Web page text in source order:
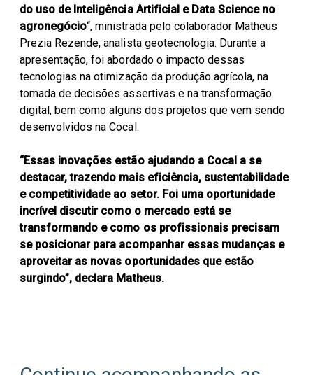
do uso de Inteligência Artificial e Data Science no
agronegócio“, ministrada pelo colaborador Matheus
Prezia Rezende, analista geotecnologia. Durante a
apresentação, foi abordado o impacto dessas
tecnologias na otimização da produção agrícola, na
tomada de decisões assertivas e na transformação
digital, bem como alguns dos projetos que vem sendo
desenvolvidos na Cocal.
“Essas inovações estão ajudando a Cocal a se
destacar, trazendo mais eficiência, sustentabilidade
e competitividade ao setor. Foi uma oportunidade
incrível discutir como o mercado está se
transformando e como os profissionais precisam
se posicionar para acompanhar essas mudanças e
aproveitar as novas oportunidades que estão
surgindo”, declara Matheus.